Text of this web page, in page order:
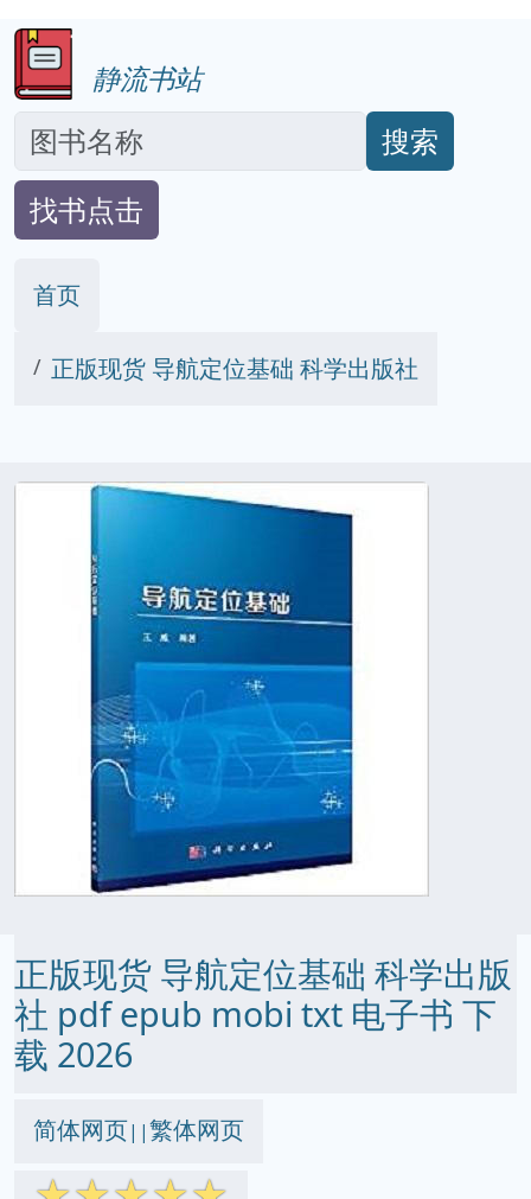
静流书站
搜索
找书点击
首页
正版现货 导航定位基础 科学出版社
正版现货 导航定位基础 科学出版
社 pdf epub mobi txt 电子书 下
载 2026
简体网页||繁体网页